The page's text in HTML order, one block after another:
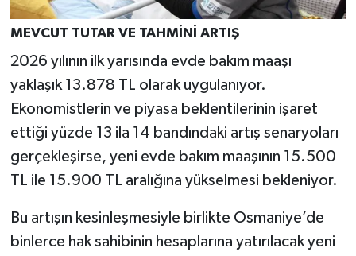
MEVCUT TUTAR VE TAHMİNİ ARTIŞ
2026 yılının ilk yarısında evde bakım maaşı
yaklaşık 13.878 TL olarak uygulanıyor.
Ekonomistlerin ve piyasa beklentilerinin işaret
ettiği yüzde 13 ila 14 bandındaki artış senaryoları
gerçekleşirse, yeni evde bakım maaşının 15.500
TL ile 15.900 TL aralığına yükselmesi bekleniyor.
Bu artışın kesinleşmesiyle birlikte Osmaniye’de
binlerce hak sahibinin hesaplarına yatırılacak yeni